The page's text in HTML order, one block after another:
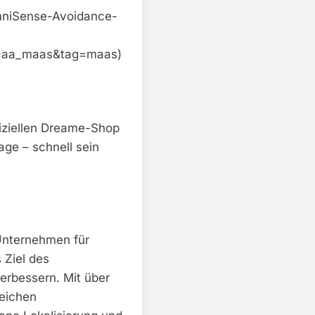
Avoidance-
Dreame-Shop
– schnell sein
für
Ziel des
Mit über